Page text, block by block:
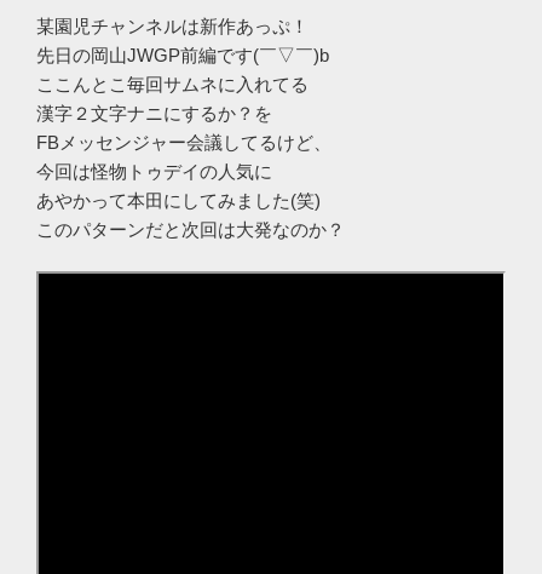
某園児チャンネルは新作あっぷ！
先日の岡山JWGP前編です(￣▽￣)b
ここんとこ毎回サムネに入れてる
漢字２文字ナニにするか？を
FBメッセンジャー会議してるけど、
今回は怪物トゥデイの人気に
あやかって本田にしてみました(笑)
このパターンだと次回は大発なのか？